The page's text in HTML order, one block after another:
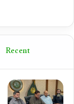
Recent